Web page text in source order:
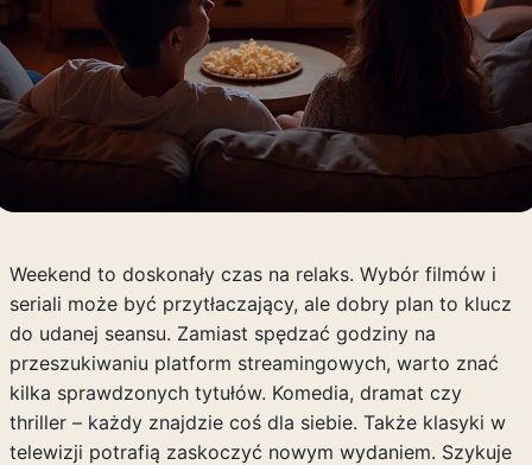
Weekend to doskonały czas na relaks. Wybór filmów i
seriali może być przytłaczający, ale dobry plan to klucz
do udanej seansu. Zamiast spędzać godziny na
przeszukiwaniu platform streamingowych, warto znać
kilka sprawdzonych tytułów. Komedia, dramat czy
thriller – każdy znajdzie coś dla siebie. Także klasyki w
telewizji potrafią zaskoczyć nowym wydaniem. Szykuje